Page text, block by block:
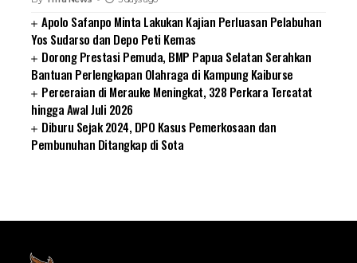
Apolo Safanpo Minta Lakukan Kajian Perluasan Pelabuhan
Yos Sudarso dan Depo Peti Kemas
Dorong Prestasi Pemuda, BMP Papua Selatan Serahkan
Bantuan Perlengkapan Olahraga di Kampung Kaiburse
Perceraian di Merauke Meningkat, 328 Perkara Tercatat
hingga Awal Juli 2026
Diburu Sejak 2024, DPO Kasus Pemerkosaan dan
Pembunuhan Ditangkap di Sota